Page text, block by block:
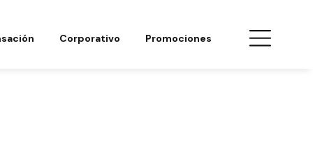
Corporativo Promociones